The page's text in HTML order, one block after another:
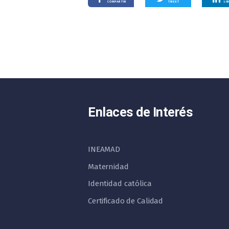
COMPARTIR TWEET
Enlaces de Interés
INEAMAD
Maternidad
Identidad católica
Certificado de Calidad